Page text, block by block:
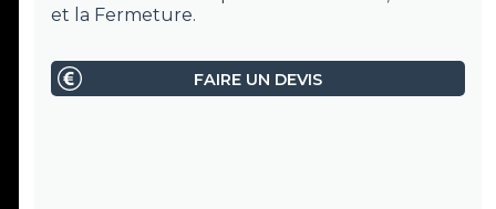
et la Fermeture.
FAIRE UN DEVIS